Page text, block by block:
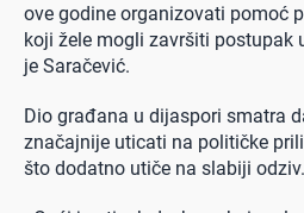
ove godine organizovati pomoć
koji žele mogli završiti postupak
je Saračević.
Dio građana u dijaspori smatra
značajnije uticati na političke
što dodatno utiče na slabiji odziv.